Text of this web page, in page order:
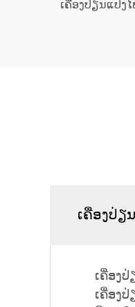
ເຄື່ອງປ່ຽນແປງ
ເຄື່ອງປ່ຽ
ເຄື່ອງ
ເຄື່ອງ